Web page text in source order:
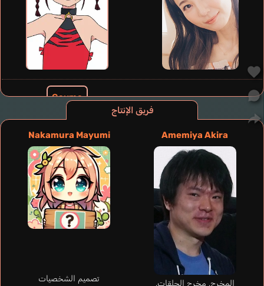
فريق الإنتاج
Amemiya Akira
المخرج, مخرج الحلقات,
Nakamura Mayumi
تصميم الشخصيات
Gauma
Hamano Daiki
Midorikawa Hikaru